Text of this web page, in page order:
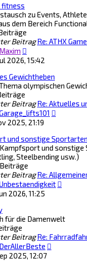
fitness
zu Events,
dem Bereich
Beitrag Re: ATHX
Maxim
Beitrag
2026, 15:42
Gewichtheben
olympischen
Beitrag Re: Aktuelles
2025, 21:19
und sonstige Sportarten
und sonstige
Steelbending usw.)
Beiträge
Beitrag Re:
2026, 11:25
für die Damenwelt
Beitrag Re:
DerAllerBeste
2025, 12:07